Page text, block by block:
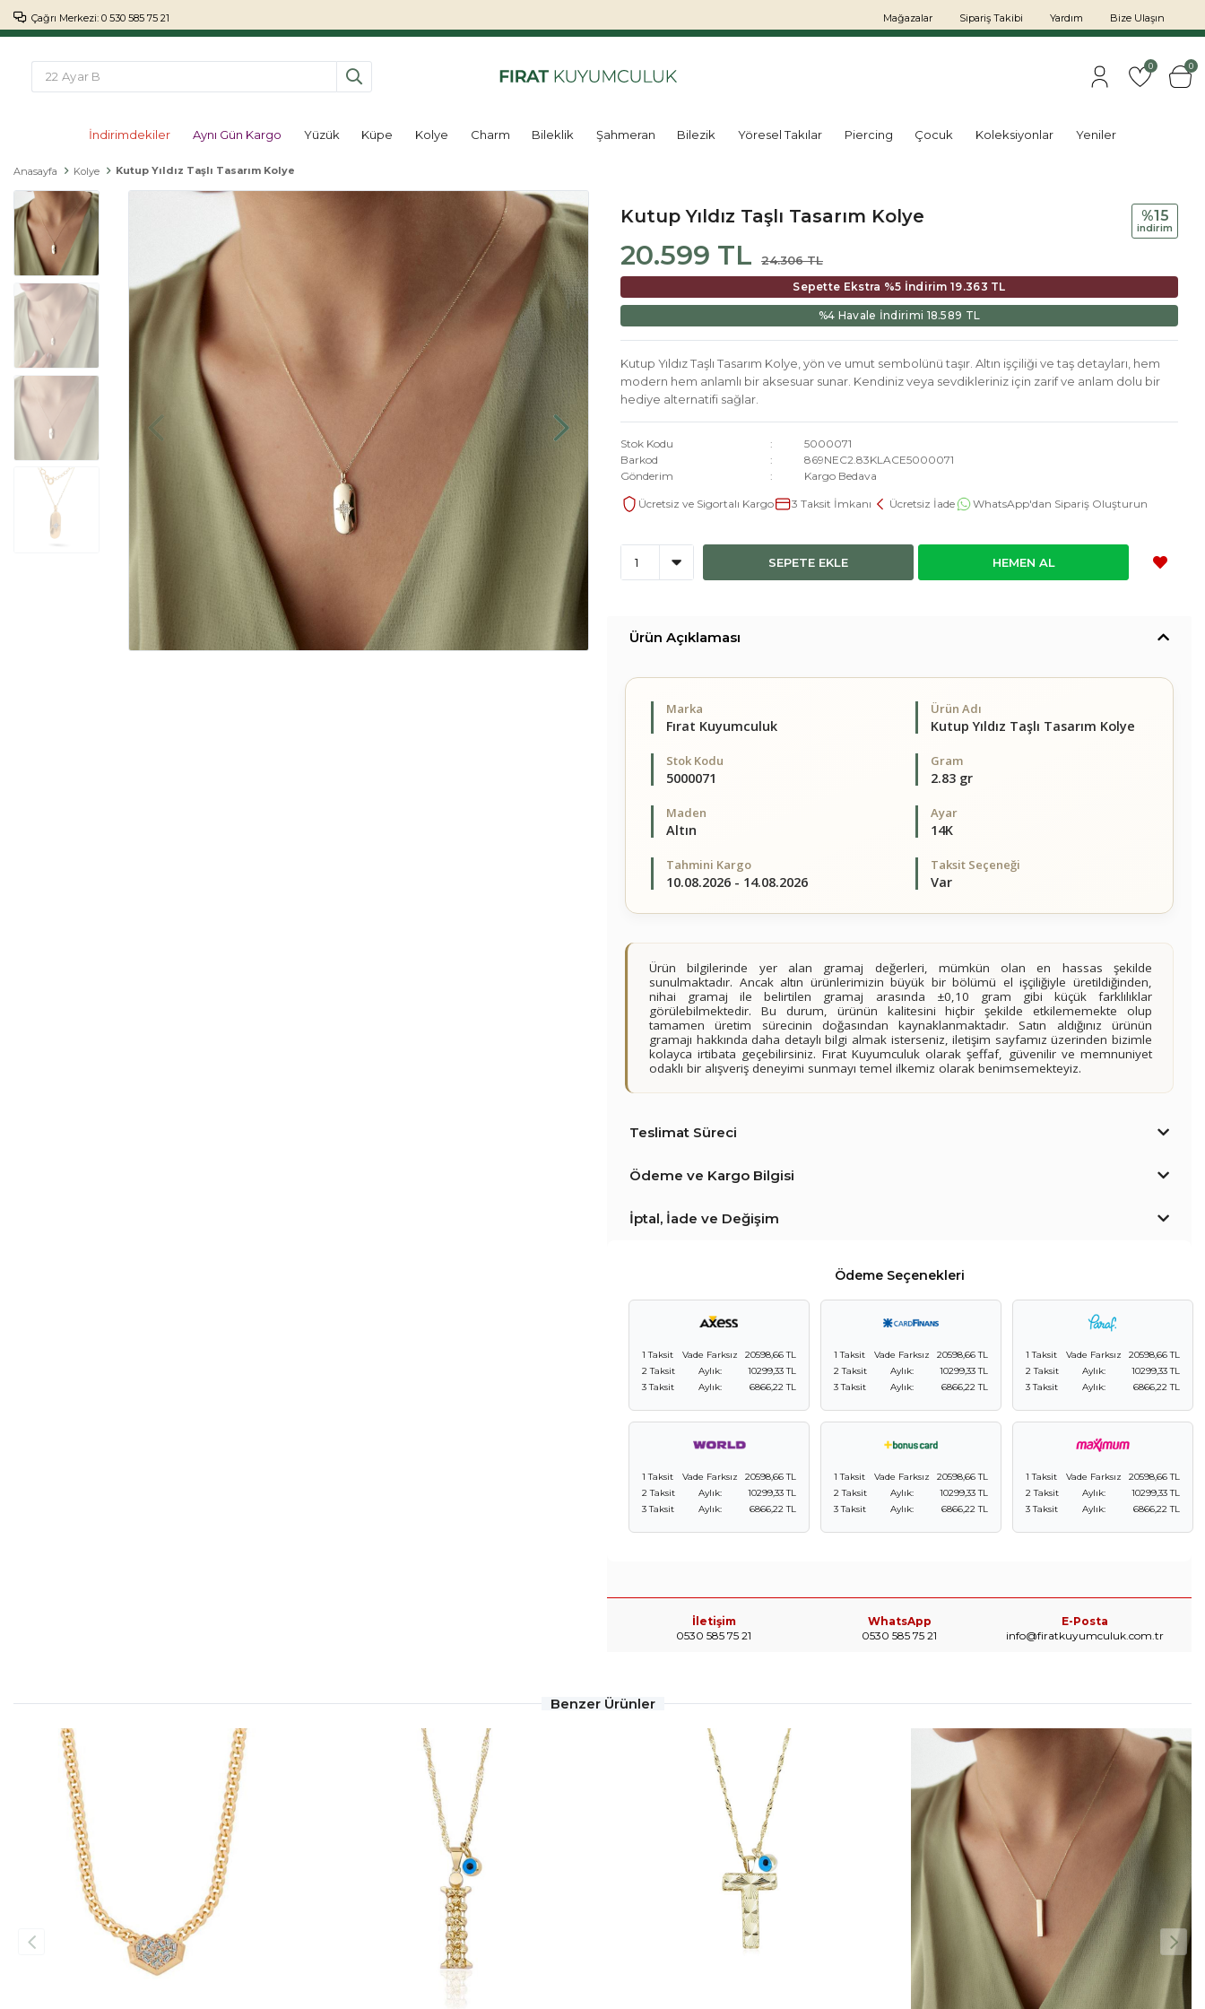
Çağrı Merkezi: 0 530 585 75 21 Mağazalar Sipariş Takibi Yardım Bize Ulaşın
0 0
İndirimdekiler Aynı Gün Kargo Yüzük Küpe Kolye Charm Bileklik Şahmeran Bilezik Yöresel Takılar Piercing Çocuk Koleksiyonlar Yeniler
Anasayfa Kolye Kutup Yıldız Taşlı Tasarım Kolye
Kutup Yıldız Taşlı Tasarım Kolye
20.599 TL 24.306 TL
%15
i̇ndi̇ri̇m
Sepette Ekstra %5 İndirim19.363 TL
%4 Havale İndirimi 18.589 TL
Kutup Yıldız Taşlı Tasarım Kolye, yön ve umut sembolünü taşır. Altın işçiliği ve taş detayları, hem
modern hem anlamlı bir aksesuar sunar. Kendiniz veya sevdikleriniz için zarif ve anlam dolu bir
hediye alternatifi sağlar.
Stok Kodu
5000071
Barkod
869NEC2.83KLACE5000071
Gönderim
Kargo Bedava
Ücretsiz ve Sigortalı Kargo 3 Taksit İmkanı Ücretsiz İade WhatsApp'dan Sipariş Oluşturun
SEPETE EKLE HEMEN AL
Ürün Açıklaması
Marka
Fırat Kuyumculuk
Ürün Adı
Kutup Yıldız Taşlı Tasarım Kolye
Stok Kodu
5000071
Gram
2.83 gr
Maden
Altın
Ayar
14K
Tahmini Kargo
10.08.2026 - 14.08.2026
Taksit Seçeneği
Var
Ürün bilgilerinde yer alan gramaj değerleri, mümkün olan en hassas şekilde
sunulmaktadır. Ancak altın ürünlerimizin büyük bir bölümü el işçiliğiyle üretildiğinden,
nihai gramaj ile belirtilen gramaj arasında ±0,10 gram gibi küçük farklılıklar
görülebilmektedir. Bu durum, ürünün kalitesini hiçbir şekilde etkilememekte olup
tamamen üretim sürecinin doğasından kaynaklanmaktadır. Satın aldığınız ürünün
gramajı hakkında daha detaylı bilgi almak isterseniz, iletişim sayfamız üzerinden bizimle
kolayca irtibata geçebilirsiniz. Fırat Kuyumculuk olarak şeffaf, güvenilir ve memnuniyet
odaklı bir alışveriş deneyimi sunmayı temel ilkemiz olarak benimsemekteyiz.
Teslimat Süreci
Ödeme ve Kargo Bilgisi
İptal, İade ve Değişim
Ödeme Seçenekleri
1 Taksit Vade Farksız
20598,66 TL
2 Taksit
Aylık:
10299,33 TL
3 Taksit
Aylık: 6866,22 TL
1 Taksit Vade Farksız
20598,66 TL
2 Taksit
Aylık:
10299,33 TL
3 Taksit
Aylık: 6866,22 TL
1 Taksit Vade Farksız
20598,66 TL
2 Taksit
Aylık:
10299,33 TL
3 Taksit
Aylık: 6866,22 TL
1 Taksit Vade Farksız
20598,66 TL
2 Taksit
Aylık:
10299,33 TL
3 Taksit
Aylık: 6866,22 TL
1 Taksit Vade Farksız
20598,66 TL
2 Taksit
Aylık:
10299,33 TL
3 Taksit
Aylık: 6866,22 TL
1 Taksit Vade Farksız
20598,66 TL
2 Taksit
Aylık:
10299,33 TL
3 Taksit
Aylık: 6866,22 TL
İletişim
0530 585 75 21
WhatsApp
0530 585 75 21
E-Posta
info@firatkuyumculuk.com.tr
Benzer Ürünler